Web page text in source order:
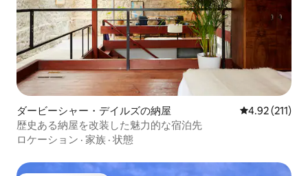
ダービーシャー・デイルズの納屋 レビュー211
4.92 (211)
歴史ある納屋を改装した魅力的な宿泊先
ロケーション · 家族 · 状態